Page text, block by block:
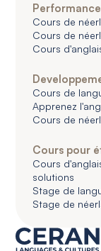
Cours de
Cours de
Cours
Cours de
Apprenez
Cours de
Cours pour
Cours
solutions
Stage de
Stage de